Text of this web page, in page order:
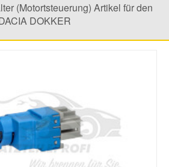
(Motortsteuerung) Artikel für den
DOKKER